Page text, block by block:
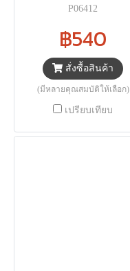
P06412
฿540
สั่งซื้อสินค้า
(มีหลายคุณสมบัติให้เลือก)
เปรียบเทียบ